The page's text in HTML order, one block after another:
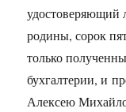
удостоверяющий
родины, сорок
только
бухгалтерии, и
Алексею